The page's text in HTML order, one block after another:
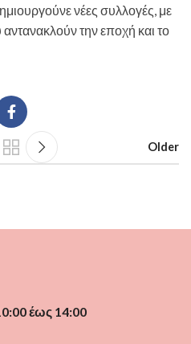
νέες συλλογές, με
την εποχή και το
Older
έως 14:00